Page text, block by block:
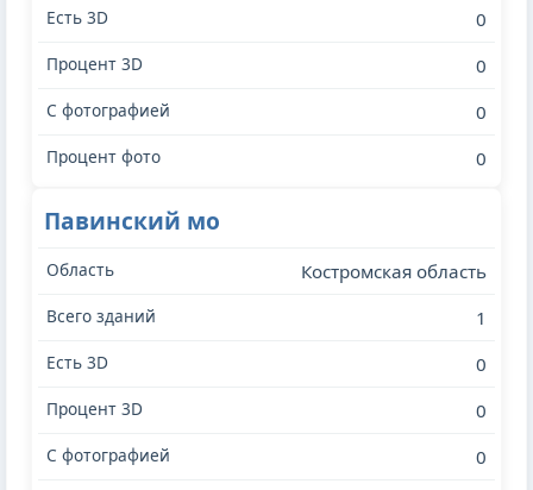
0
0
0
0
Павинский мо
Костромская область
1
0
0
0